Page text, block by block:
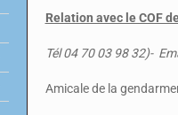
Relation avec le COF
Tél 04 70 03 98 32)-
Amicale de la